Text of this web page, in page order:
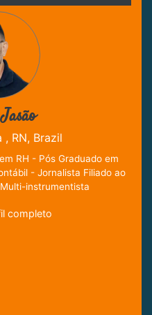
, RN, Brazil
RH - Pós Graduado em
- Jornalista Filiado ao
instrumentista
completo